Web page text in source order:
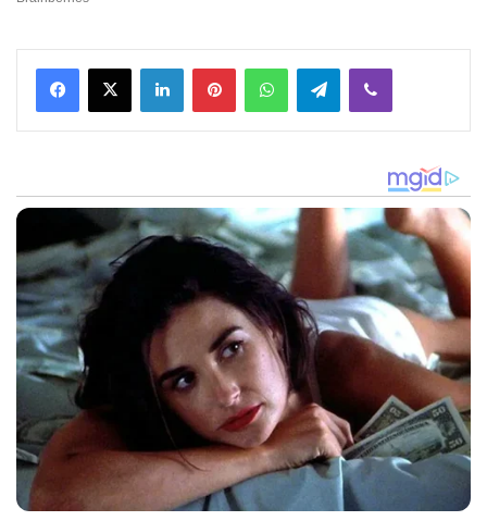
Facebook
X LinkedInPinterestWhatsAppTelegramViber